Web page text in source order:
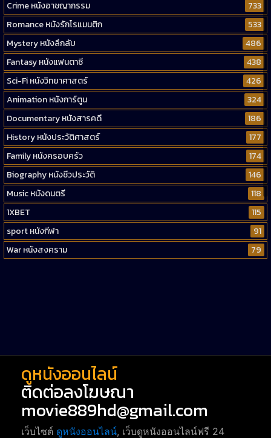
Crime หนังอาชญากรรม
733
Romance หนังรักโรแมนติก
533
Mystery หนังลึกลับ
486
Fantasy หนังแฟนตาซี
438
Sci-Fi หนังวิทยาศาสตร์
426
Animation หนังการ์ตูน
324
Documentary หนังสารคดี
186
History หนังประวัติศาสตร์
177
Family หนังครอบครัว
174
Biography หนังชีวประวัติ
146
Music หนังดนตรี
118
1XBET
115
sport หนังกีฬา
91
War หนังสงคราม
79
ดูหนังออนไลน์
ติดต่อลงโฆษณา
movie889hd@gmail.com
เว็บไซต์ ดูหนังออนไลน์, เว็บดูหนังออนไลน์ฟรี 24